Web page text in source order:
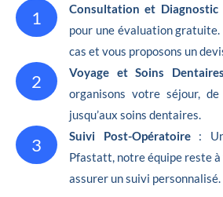
1 Consultation et Diagnostic
pour une évaluation
cas et vous proposons un
2 Voyage et Soins
organisons votre séjour, de
jusqu’aux soins dentaires.
3 Suivi Post-Opératoire :
Pfastatt, notre équipe reste
assurer un suivi personnalisé.